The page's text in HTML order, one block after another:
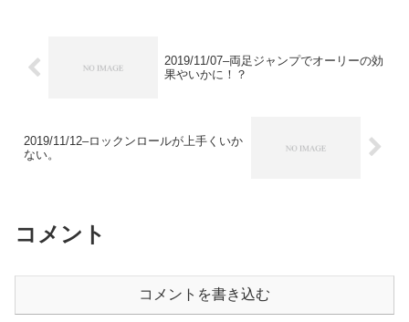
2019/11/07–両足ジャンプでオーリーの効
果やいかに！？
2019/11/12–ロックンロールが上手くいか
ない。
コメント
コメントを書き込む